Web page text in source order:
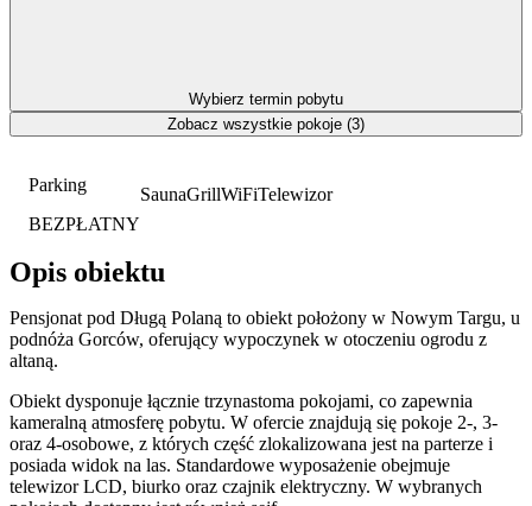
Parking
BEZPŁATNY
SaunaGrillWiFiTelewizor
Opis obiektu
Pensjonat pod Długą Polaną to obiekt położony w Nowym Targu, u
podnóża Gorców, oferujący wypoczynek w otoczeniu ogrodu z
altaną.
Obiekt dysponuje łącznie trzynastoma pokojami, co zapewnia
kameralną atmosferę pobytu. W ofercie znajdują się pokoje 2-, 3-
oraz 4-osobowe, z których część zlokalizowana jest na parterze i
posiada widok na las. Standardowe wyposażenie obejmuje
telewizor LCD, biurko oraz czajnik elektryczny. W wybranych
Wybierz termin pobytu
Zobacz wszystkie pokoje (3)